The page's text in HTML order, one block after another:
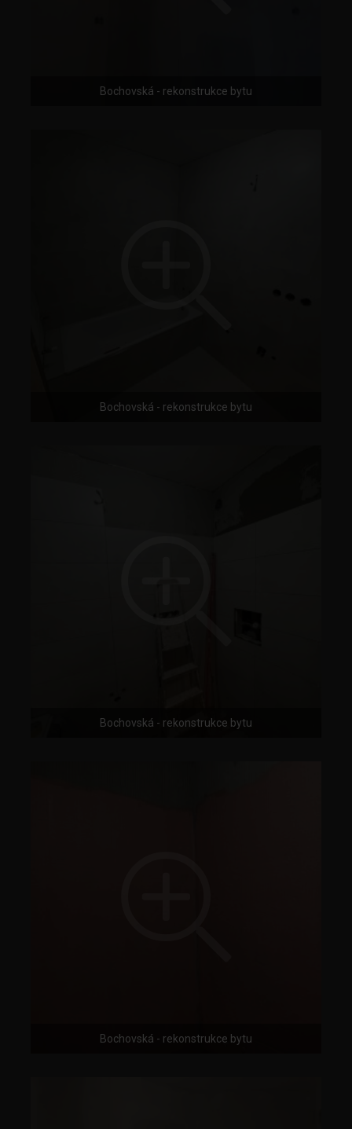
Bochovská - rekonstrukce bytu
Bochovská - rekonstrukce bytu
Bochovská - rekonstrukce bytu
Bochovská - rekonstrukce bytu